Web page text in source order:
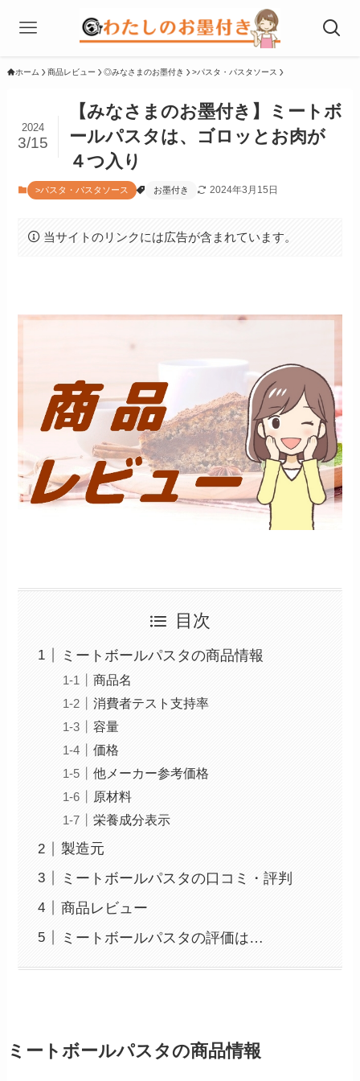
ホーム 商品レビュー ◎みなさまのお墨付き >パスタ・パスタソース
【みなさまのお墨付き】ミートボ
ールパスタは、ゴロッとお肉が
４つ入り
2024
3/15
>パスタ・パスタソース お墨付き 2024年3月15日
当サイトのリンクには広告が含まれています。
目次
ミートボールパスタの商品情報
商品名
消費者テスト支持率
容量
価格
他メーカー参考価格
原材料
栄養成分表示
製造元
ミートボールパスタの口コミ・評判
商品レビュー
ミートボールパスタの評価は…
ミートボールパスタの商品情報